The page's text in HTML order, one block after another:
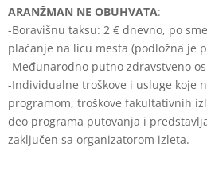
ARANŽMAN NE OBUHVATA:
-Boravišnu taksu: 2 € dnevno, po
plaćanje na licu mesta (podložna je
-Međunarodno putno zdravstveno
-Individualne troškove i usluge koje
programom, troškove fakultativnih
deo programa putovanja i
zaključen sa organizatorom izleta.